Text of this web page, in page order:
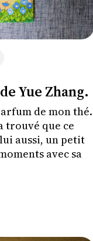
Yue Zhang.
de mon thé.
trouvé que ce
aussi, un petit
avec sa